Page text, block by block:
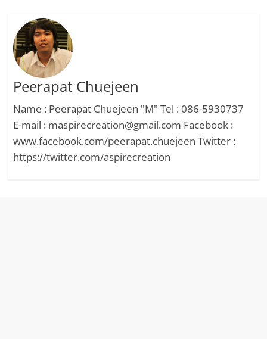
Peerapat Chuejeen
Name : Peerapat Chuejeen "M" Tel : 086-5930737
E-mail : maspirecreation@gmail.com Facebook :
www.facebook.com/peerapat.chuejeen Twitter :
https://twitter.com/aspirecreation